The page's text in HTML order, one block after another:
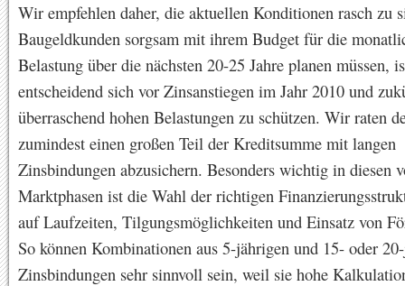
Wir empfehlen daher, die aktuellen Konditionen rasch zu
Baugeldkunden sorgsam mit ihrem Budget für die
Belastung über die nächsten 20-25 Jahre planen müssen,
entscheidend sich vor Zinsanstiegen im Jahr 2010 und
überraschend hohen Belastungen zu schützen. Wir raten
zumindest einen großen Teil der Kreditsumme mit langen
Zinsbindungen abzusichern. Besonders wichtig in diesen
Marktphasen ist die Wahl der richtigen
auf Laufzeiten, Tilgungsmöglichkeiten und Einsatz von
So können Kombinationen aus 5-jährigen und 15- oder
Zinsbindungen sehr sinnvoll sein, weil sie hohe